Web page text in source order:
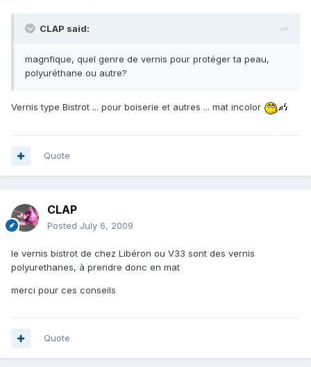
CLAP said:
magnfique, quel genre de vernis pour protéger ta peau,
polyuréthane ou autre?
Vernis type Bistrot ... pour boiserie et autres ... mat incolor
Quote
CLAP
Posted July 6, 2009
le vernis bistrot de chez Libéron ou V33 sont des vernis
polyurethanes, à prendre donc en mat
merci pour ces conseils
Quote